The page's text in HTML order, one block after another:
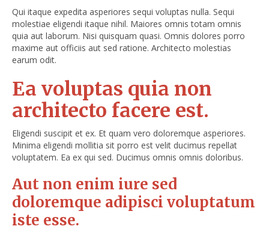
Qui itaque expedita asperiores sequi voluptas nulla. Sequi
molestiae eligendi itaque nihil. Maiores omnis totam omnis
quia aut laborum. Nisi quisquam quasi. Omnis dolores porro
maxime aut officiis aut sed ratione. Architecto molestias
earum odit.
Ea voluptas quia non
architecto facere est.
Eligendi suscipit et ex. Et quam vero doloremque asperiores.
Minima eligendi mollitia sit porro est velit ducimus repellat
voluptatem. Ea ex qui sed. Ducimus omnis omnis doloribus.
Aut non enim iure sed
doloremque adipisci voluptatum
iste esse.